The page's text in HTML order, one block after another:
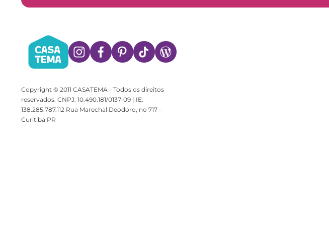
Copyright © 2011 CASATEMA - Todos os direitos
reservados. CNPJ: 10.490.181/0137-09 | IE:
138.285.787.112 Rua Marechal Deodoro, no 717 –
Curitiba PR